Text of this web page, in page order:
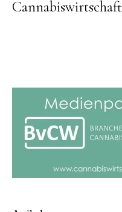
Cannabiswirtschaft